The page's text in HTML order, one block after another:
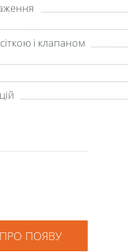
і клапаном
ПОЯВУ